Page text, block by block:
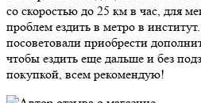
со скоростью до 25 км в час, для
проблем ездить в метро в
посоветовали приобрести
чтобы ездить еще дальше и без
покупкой, всем рекомендую!